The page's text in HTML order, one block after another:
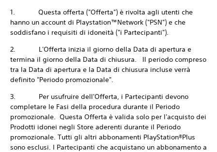
1. Questa offerta ("Offerta") è rivolta agli utenti che
hanno un account di Playstation™Network ("PSN") e che
soddisfano i requisiti di idoneità ("i Partecipanti").
2. L'Offerta inizia il giorno della Data di apertura e
termina il giorno della Data di chiusura. Il periodo compreso
tra la Data di apertura e la Data di chiusura incluse verrà
definito "Periodo promozionale".
3. Per usufruire dell'Offerta, i Partecipanti devono
completare le Fasi della procedura durante il Periodo
promozionale. Questa Offerta è valida solo per l'acquisto dei
Prodotti idonei negli Store aderenti durante il Periodo
promozionale. Tutti gli altri abbonamenti PlayStation®Plus
sono esclusi. I Partecipanti che acquistano un abbonamento a